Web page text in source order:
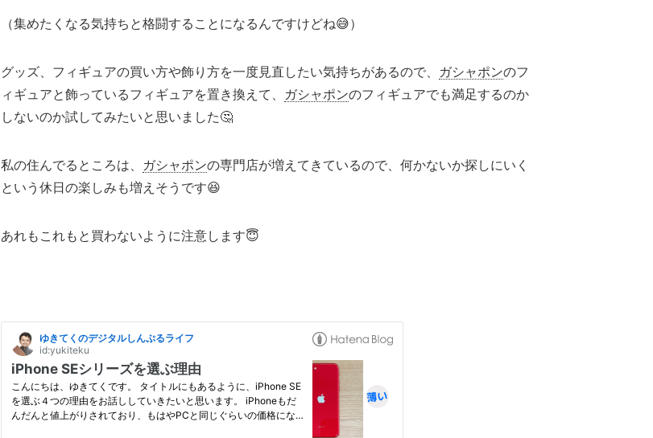
（集めたくなる気持ちと格闘することになるんですけどね😅）
グッズ、フィギュアの買い方や飾り方を一度見直したい気持ちがあるので、 ガシャポンのフ
ィギュアと飾っているフィギュアを置き換えて、
ガシャポンのフィギュアでも満足するのか
しないのか試してみたいと思いました🤔
私の住んでるところは、 ガシャポンの専門店が増えてきているので、何かないか探しにいく
という休日の楽しみも増えそうです😆
あれもこれもと買わないように注意します😇